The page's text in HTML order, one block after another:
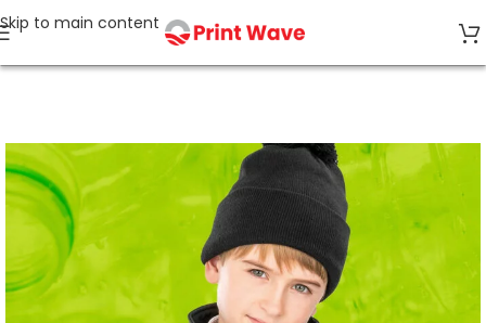
Skip to main content